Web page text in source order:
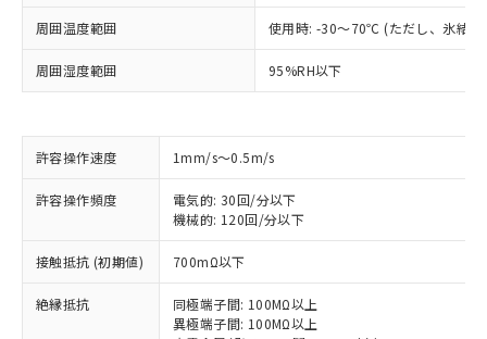
周囲温度範囲 使用時: -30～70℃ (ただし、氷結し
周囲湿度範囲 95%RH以下
許容操作速度 1mm/s～0.5m/s
許容操作頻度
電気的: 30回/分以下
機械的: 120回/分以下
接触抵抗 (初期値) 700mΩ以下
絶縁抵抗
同極端子間: 100MΩ以上
異極端子間: 100MΩ以上
※1 対応状況
対応済み：EU RoHS指令（10物質）の
非含有に対応した製品が提供可能な商品で